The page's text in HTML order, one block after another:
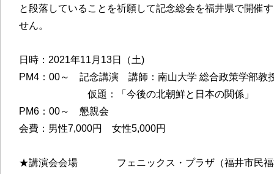
と段落していることを祈願して記念総会を福井県で開催
せん。
日時：2021年11月13日（土)
PM4：00～ 記念講演 講師：南山大学 総合政策学部教
仮題：「今後の北朝鮮と日本の関係」
PM6：00～ 懇親会
会費：男性7,000円 女性5,000円
★講演会会場 フェニックス・プラザ（福井市民福